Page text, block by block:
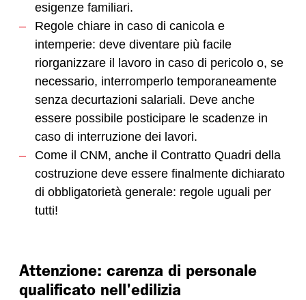
esigenze familiari.
Regole chiare in caso di canicola e
intemperie: deve diventare più facile
riorganizzare il lavoro in caso di pericolo o, se
necessario, interromperlo temporaneamente
senza decurtazioni salariali. Deve anche
essere possibile posticipare le scadenze in
caso di interruzione dei lavori.
Come il CNM, anche il Contratto Quadri della
costruzione deve essere finalmente dichiarato
di obbligatorietà generale: regole uguali per
tutti!
Attenzione: carenza di personale
qualificato nell'edilizia